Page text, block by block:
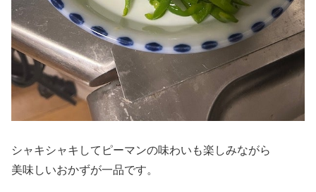
シャキシャキしてピーマンの味わいも楽しみながら
美味しいおかずが一品です。